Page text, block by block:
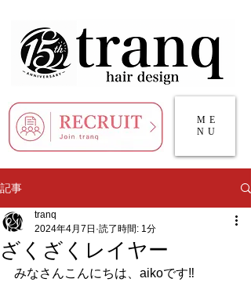
ME
NU
記事
ざくざくレイヤー
tranq
2024年4月7日 読了時間: 1分
みなさんこんにちは、aikoです‼️